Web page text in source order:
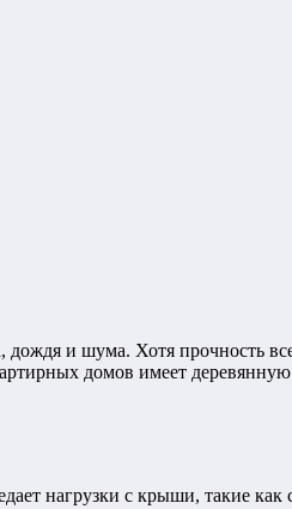
и шума. Хотя прочность
домов имеет
нагрузки с крыши, такие как